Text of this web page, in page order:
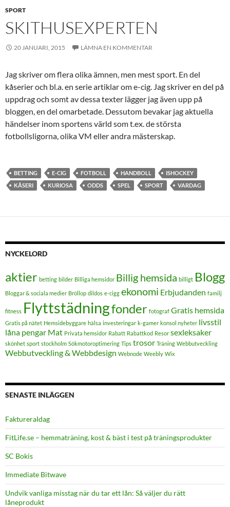
SPORT
SKITHUSEXPERTEN
20 JANUARI, 2015 LÄMNA EN KOMMENTAR
Jag skriver om flera olika ämnen, men mest sport. En del
kåserier och bl.a. en serie artiklar om e-cig. Jag skriver en del på
uppdrag och somt av dessa texter lägger jag även upp på
bloggen, en del omarbetade. Dessutom bevakar jag aktuella
händelser inom sportens värld som t.ex. de största
fotbollsligorna, olika VM eller andra mästerskap.
BETTING E-CIG FOTBOLL HANDBOLL
ISHOCKEY
KÅSERI
KURIOSA ODDS SPEL SPORT VARDAG
NYCKELORD
aktier betting bilder Billiga hemsidor Billig hemsida billigt Blogg
Bloggar & sociala medier Bröllop dildos e-cigg ekonomi Erbjudanden familj
fitness Flyttstädningfonder fotograf Gratis hemsida
Gratis på nätet Hemsidebyggare hälsa investeringar k-gamer konsol nyheter livsstil
låna pengar Mat Privata hemsidor Rabatt Rabattkod Resor sexleksaker
skönhet sport stockholm Sökmotoroptimering Tips trosor Träning Webbutveckling
Webbutveckling & Webbdesign Webnode Weebly Wix
SENASTE INLÄGGEN
FaktureraIdag
FitLife.se – hemmaträning, kost & bäst i test på träningsprodukter
SC Bokis
Immediate Bitwave
Undvik vanliga misstag när du tar ett lån: Så väljer du rätt
låneprodukt